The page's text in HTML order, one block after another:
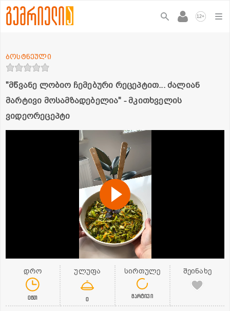
12+
"მწვანე ლობიო ჩემებური რეცეპტით... ძალიან
მარტივი მოსამზადებელია" - მკითხველის
ვიდეორეცეპტი
ბოსტნეული
დრო
0წთ
ულუფა
0
სირთულე
მარტივი
შეინახე